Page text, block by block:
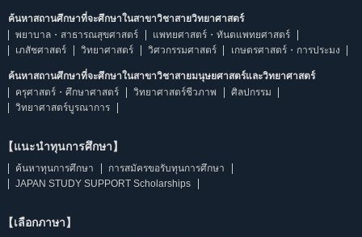
ค้นหาสถานศึกษาที่จะศึกษาในสาขาวิชาสายวิทยาศาสตร์
พยาบาล・สาธารณสุขศาสตร์
แพทยศาสตร์・ทันตแพทยศาสตร์
เภสัชศาสตร์
วิทยาศาสตร์ วิศวกรรมศาสตร์ เกษตรศาสตร์・การประมง
ค้นหาสถานศึกษาที่จะศึกษาในสาขาวิชาสายมนุษยศาสตร์และวิทยาศาสตร์
ครุศาสตร์・ศึกษาศาสตร์
วิทยาศาสตร์ชีวภาพ
ศิลปกรรม
วิทยาศาสตร์บูรณาการ
【แนะนำทุนการศึกษา】
ค้นหาทุนการศึกษา
การสมัครขอรับทุนการศึกษา
JAPAN STUDY SUPPORT Scholarships
【เลือกภาษา】